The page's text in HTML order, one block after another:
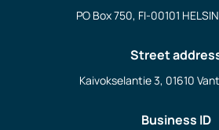
PO Box 750, FI-00101
Street
Kaivokselantie 3, 01610
Business ID